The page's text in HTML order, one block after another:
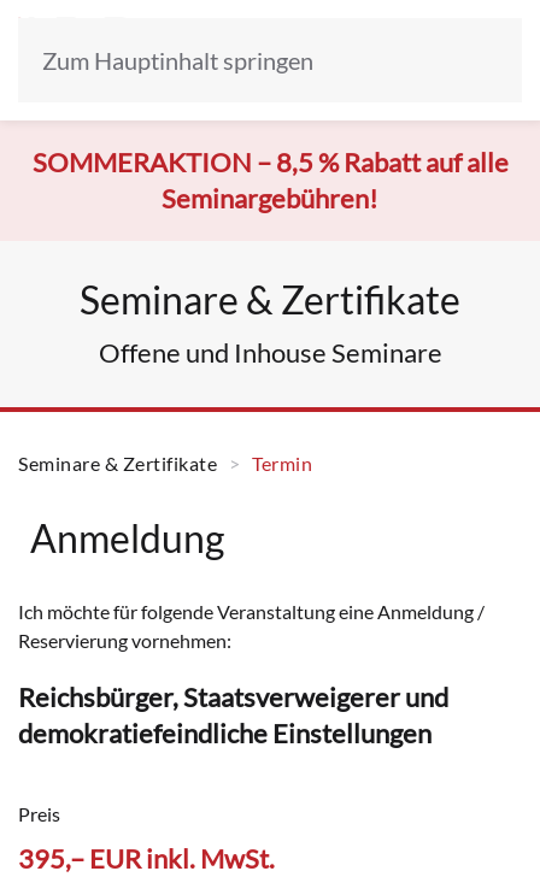
Zum Hauptinhalt springen
SOMMERAKTION –8,5 % Rabatt auf alle
Seminargebühren!
Seminare & Zertifikate
Offene und Inhouse Seminare
Seminare & Zertifikate Termin
Anmeldung
Ich möchte für folgende Veranstaltung eine Anmeldung /
Reservierung vornehmen:
Reichsbürger, Staatsverweigerer und
demokratiefeindliche Einstellungen
Preis
395,– EUR inkl. MwSt.